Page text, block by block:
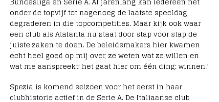
onder de topvijf tot nagenoeg de laatste speeldag
degraderen in die topcompetities. Maar kijk ook waar
een club als Atalanta nu staat door stap voor stap de
juiste zaken te doen. De beleidsmakers hier kwamen
echt heel goed op mij over, ze weten wat ze willen en
wat me aanspreekt; het gaat hier om één ding: winnen.’
Spezia is komend seizoen voor het eerst in haar
clubhistorie actief in de Serie A. De Italiaanse club